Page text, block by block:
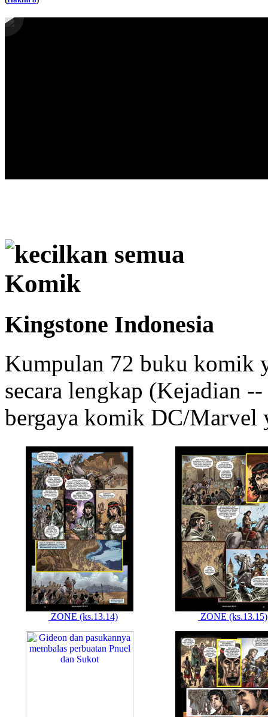
kecilkan semua
Komik
Kingstone Indonesia
Kumpulan 72 buku komik
secara lengkap (Kejadian
bergaya komik DC/Marvel
ZONE (ks.13.14) ZONE (ks.13.15)